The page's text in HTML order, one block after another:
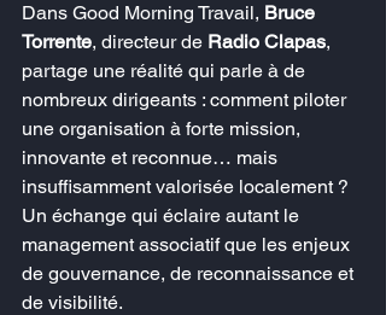
Dans Good Morning Travail, Bruce
Torrente, directeur de Radio Clapas,
partage une réalité qui parle à de
nombreux dirigeants : comment piloter
une organisation à forte mission,
innovante et reconnue… mais
insuffisamment valorisée localement ?
Un échange qui éclaire autant le
management associatif que les enjeux
de gouvernance, de reconnaissance et
de visibilité.